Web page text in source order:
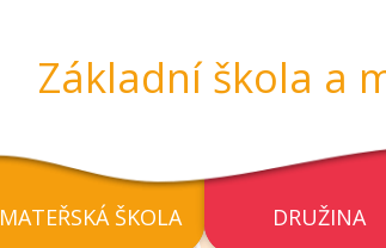
Základní škola a
MATEŘSKÁ ŠKOLA DRUŽINA